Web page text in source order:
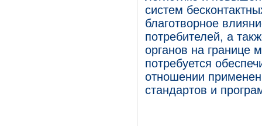
систем
благотворное
потребителей, а
органов на границе
потребуется
отношении
стандартов и